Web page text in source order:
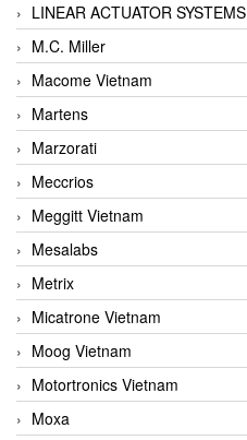
LINEAR ACTUATOR SYSTEMS
M.C. Miller
Macome Vietnam
Martens
Marzorati
Meccrios
Meggitt Vietnam
Mesalabs
Metrix
Micatrone Vietnam
Moog Vietnam
Motortronics Vietnam
Moxa